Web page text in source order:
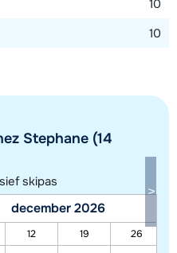
gebied
10
10
Stephane (14
skipas
december 2026
12 19
26